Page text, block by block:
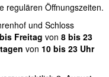
regulären Öffnungszeiten.
und Schloss
Freitag von 8 bis 23
von 10 bis 23 Uhr